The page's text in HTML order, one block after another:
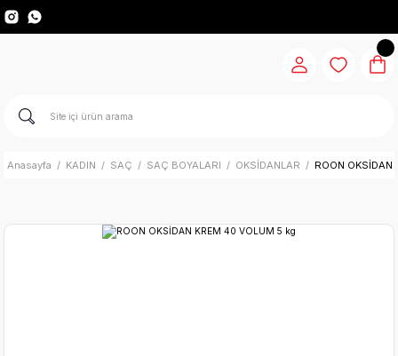
Anasayfa KADIN SAÇ SAÇ BOYALARI OKSİDANLAR ROON